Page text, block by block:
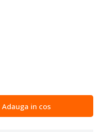
Adauga in cos